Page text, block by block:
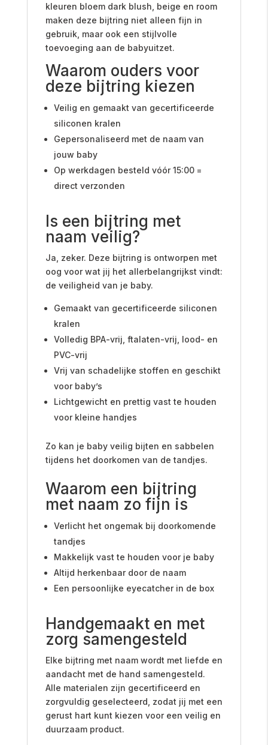
kleuren bloem dark blush, beige en room
maken deze bijtring niet alleen fijn in
gebruik, maar ook een stijlvolle
toevoeging aan de babyuitzet.
Waarom ouders voor
deze bijtring kiezen
Veilig en gemaakt van gecertificeerde
siliconen kralen
Gepersonaliseerd met de naam van
jouw baby
Op werkdagen besteld vóór 15:00 =
direct verzonden
Is een bijtring met
naam veilig?
Ja, zeker. Deze bijtring is ontworpen met
oog voor wat jij het allerbelangrijkst vindt:
de veiligheid van je baby.
Gemaakt van gecertificeerde siliconen
kralen
Volledig BPA-vrij, ftalaten-vrij, lood- en
PVC-vrij
Vrij van schadelijke stoffen en geschikt
voor baby’s
Lichtgewicht en prettig vast te houden
voor kleine handjes
Zo kan je baby veilig bijten en sabbelen
tijdens het doorkomen van de tandjes.
Waarom een bijtring
met naam zo fijn is
Verlicht het ongemak bij doorkomende
tandjes
Makkelijk vast te houden voor je baby
Altijd herkenbaar door de naam
Een persoonlijke eyecatcher in de box
Handgemaakt en met
zorg samengesteld
Elke bijtring met naam wordt met liefde en
aandacht met de hand samengesteld.
Alle materialen zijn gecertificeerd en
zorgvuldig geselecteerd, zodat jij met een
gerust hart kunt kiezen voor een veilig en
duurzaam product.